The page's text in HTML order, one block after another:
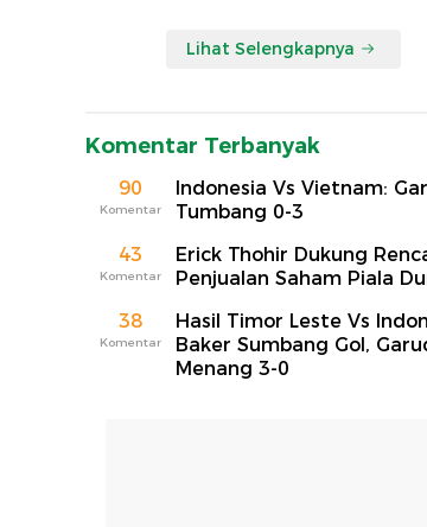
Lihat Selengkapnya
Komentar Terbanyak
90
Komentar
Indonesia Vs Vietnam:
Tumbang 0-3
43
Komentar
Erick Thohir Dukung
Penjualan Saham Piala
38
Komentar
Hasil Timor Leste Vs
Baker Sumbang Gol,
Menang 3-0